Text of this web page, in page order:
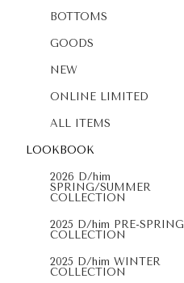
BOTTOMS
GOODS
NEW
ONLINE LIMITED
ALL ITEMS
LOOKBOOK
2026 D/him
SPRING/SUMMER
COLLECTION
2025 D/him PRE-SPRING
COLLECTION
2025 D/him WINTER
COLLECTION